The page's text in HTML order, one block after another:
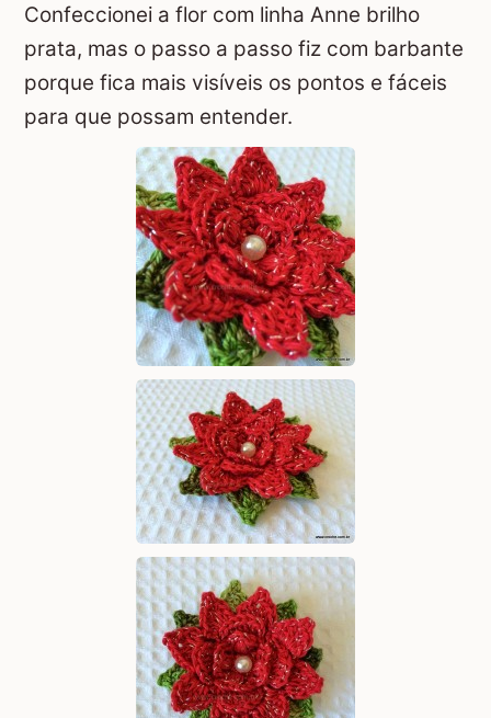
Confeccionei a flor com linha Anne brilho
prata, mas o passo a passo fiz com barbante
porque fica mais visíveis os pontos e fáceis
para que possam entender.